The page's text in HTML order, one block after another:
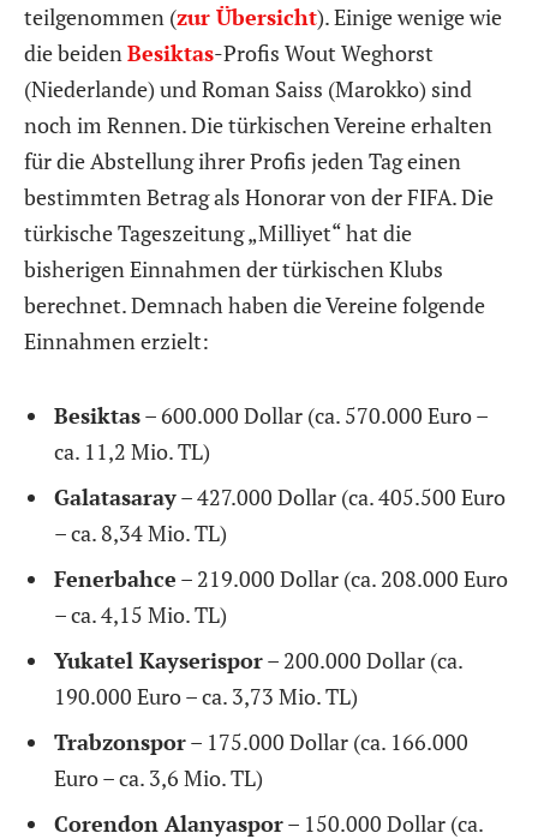
teilgenommen (zur Übersicht). Einige wenige wie
die beiden Besiktas-Profis Wout Weghorst
(Niederlande) und Roman Saiss (Marokko) sind
noch im Rennen. Die türkischen Vereine erhalten
für die Abstellung ihrer Profis jeden Tag einen
bestimmten Betrag als Honorar von der FIFA. Die
türkische Tageszeitung „Milliyet“ hat die
bisherigen Einnahmen der türkischen Klubs
berechnet. Demnach haben die Vereine folgende
Einnahmen erzielt:
Besiktas– 600.000 Dollar (ca. 570.000 Euro –
ca. 11,2 Mio. TL)
Galatasaray– 427.000 Dollar (ca. 405.500 Euro
– ca. 8,34 Mio. TL)
Fenerbahce – 219.000 Dollar (ca. 208.000 Euro
– ca. 4,15 Mio. TL)
Yukatel Kayserispor– 200.000 Dollar (ca.
190.000 Euro – ca. 3,73 Mio. TL)
Trabzonspor– 175.000 Dollar (ca. 166.000
Euro – ca. 3,6 Mio. TL)
Corendon Alanyaspor– 150.000 Dollar (ca.